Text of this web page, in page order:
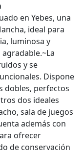
en Yebes, una
ideal para
luminosa y
y se
Dispone
dobles, perfectos
dos ideales
sala de juegos
además con
ofrecer
de conservación